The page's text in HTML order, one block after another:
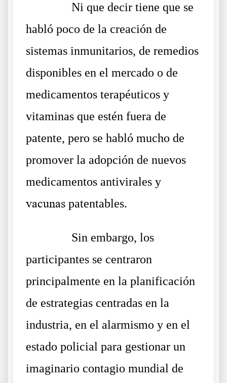
Ni que decir tiene que se
habló poco de la creación de
sistemas inmunitarios, de remedios
disponibles en el mercado o de
medicamentos terapéuticos y
vitaminas que estén fuera de
patente, pero se habló mucho de
promover la adopción de nuevos
medicamentos antivirales y
vacunas patentables.
Sin embargo, los
participantes se centraron
principalmente en la planificación
de estrategias centradas en la
industria, en el alarmismo y en el
estado policial para gestionar un
imaginario contagio mundial de